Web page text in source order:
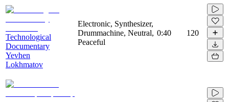
Technological
Documentary
Yevhen
Lokhmatov
Electronic, Synthesizer,
Drummachine, Neutral,
Peaceful
0:40 120